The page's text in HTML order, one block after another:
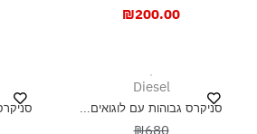
₪200.00
Diesel
סניקרס גבוהות עם לוגואים...
₪680